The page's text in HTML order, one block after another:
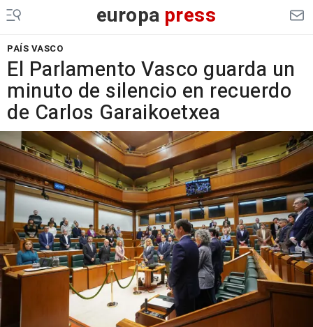
europa press
PAÍS VASCO
El Parlamento Vasco guarda un
minuto de silencio en recuerdo
de Carlos Garaikoetxea